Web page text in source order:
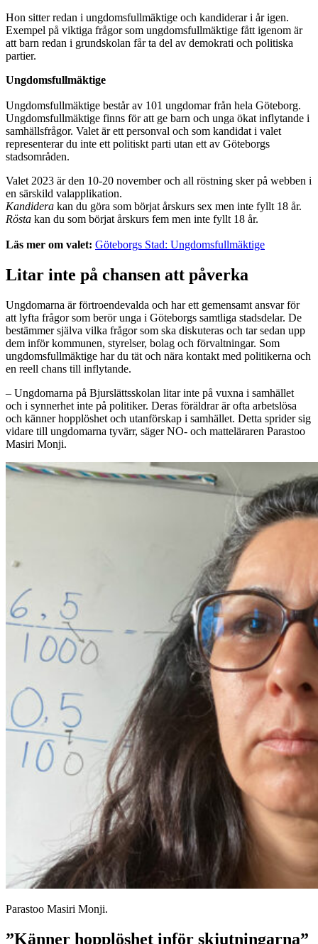
Hon sitter redan i ungdomsfullmäktige och kandiderar i år igen.
Exempel på viktiga frågor som ungdomsfullmäktige fått igenom är
att barn redan i grundskolan får ta del av demokrati och politiska
partier.
Ungdomsfullmäktige
Ungdomsfullmäktige består av 101 ungdomar från hela Göteborg.
Ungdomsfullmäktige finns för att ge barn och unga ökat inflytande i
samhällsfrågor. Valet är ett personval och som kandidat i valet
representerar du inte ett politiskt parti utan ett av Göteborgs
stadsområden.
Valet 2023 är den 10-20 november och all röstning sker på webben i
en särskild valapplikation.
Kandidera kan du göra som börjat årskurs sex men inte fyllt 18 år.
Rösta kan du som börjat årskurs fem men inte fyllt 18 år.
Läs mer om valet: Göteborgs Stad: Ungdomsfullmäktige
Litar inte på chansen att påverka
Ungdomarna är förtroendevalda och har ett gemensamt ansvar för
att lyfta frågor som berör unga i Göteborgs samtliga stadsdelar. De
bestämmer själva vilka frågor som ska diskuteras och tar sedan upp
dem inför kommunen, styrelser, bolag och förvaltningar. Som
ungdomsfullmäktige har du tät och nära kontakt med politikerna och
en reell chans till inflytande.
– Ungdomarna på Bjurslättsskolan litar inte på vuxna i samhället
och i synnerhet inte på politiker. Deras föräldrar är ofta arbetslösa
och känner hopplöshet och utanförskap i samhället. Detta sprider sig
vidare till ungdomarna tyvärr, säger NO- och matteläraren Parastoo
Masiri Monji.
Parastoo Masiri Monji.
”Känner hopplöshet inför skjutningarna”